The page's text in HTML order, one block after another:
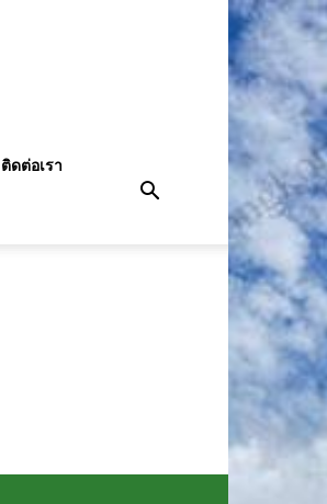
ติดต่อเรา